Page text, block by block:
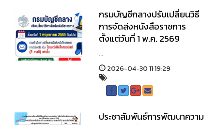
กรมบัญชีกลางปรับเปลี่ยนวิธี
การจัดส่งหนังสือราชการ
ตั้งแต่วันที่ 1 พ.ค. 2569
...
2026-04-30 11:19:29
ประชาสัมพันธ์การพัฒนาความ